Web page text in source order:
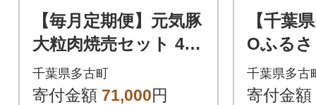
【毎月定期便】元気豚
大粒肉焼売セット 42
個セット(計2.1kg)全6
回
千葉県多古町
寄付金額 71,000円
【千葉
Oふる
ークー
分)
千葉県多古
寄付金額